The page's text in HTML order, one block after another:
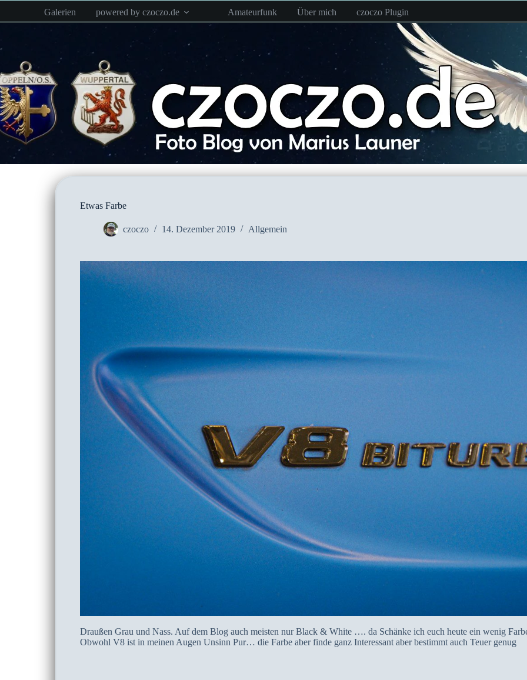
springen
Galerien powered by czoczo.de Amateurfunk Über mich czoczo Plugin
Etwas Farbe
czoczo 14. Dezember 2019 Allgemein
Draußen Grau und Nass. Auf dem Blog auch meisten nur Black & White …. da Schänke ich euch heute ein wenig
Obwohl V8 ist in meinen Augen Unsinn Pur… die Farbe aber finde ganz Interessant aber bestimmt auch Teuer genug